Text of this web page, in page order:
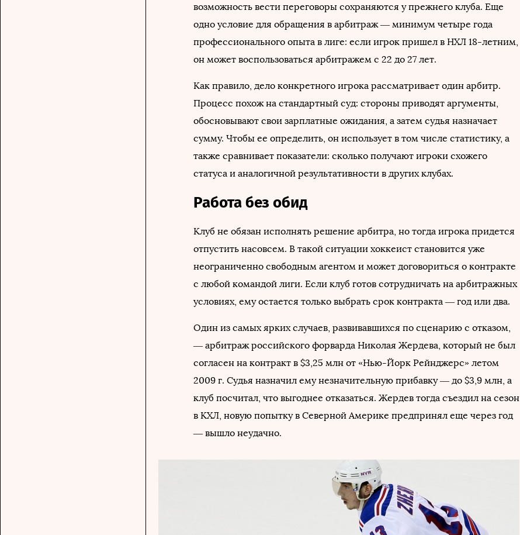
возможность вести переговоры сохраняются у прежнего клуба. Еще
одно условие для обращения в арбитраж — минимум четыре года
профессионального опыта в лиге: если игрок пришел в НХЛ 18-летним,
он может воспользоваться арбитражем с 22 до 27 лет.
Как правило, дело конкретного игрока рассматривает один арбитр.
Процесс похож на стандартный суд: стороны приводят аргументы,
обосновывают свои зарплатные ожидания, а затем судья назначает
сумму. Чтобы ее определить, он использует в том числе статистику, а
также сравнивает показатели: сколько получают игроки схожего
статуса и аналогичной результативности в других клубах.
Работа без обид
Клуб не обязан исполнять решение арбитра, но тогда игрока придется
отпустить насовсем. В такой ситуации хоккеист становится уже
неограниченно свободным агентом и может договориться о контракте
с любой командой лиги. Если клуб готов сотрудничать на арбитражных
условиях, ему остается только выбрать срок контракта — год или два.
Один из самых ярких случаев, развивавшихся по сценарию с отказом,
— арбитраж российского форварда Николая Жердева, который не был
согласен на контракт в $3,25 млн от «Нью-Йорк Рейнджерс» летом
2009 г. Судья назначил ему незначительную прибавку — до $3,9 млн, а
клуб посчитал, что выгоднее отказаться. Жердев тогда съездил на сезон
в КХЛ, новую попытку в Северной Америке предпринял еще через год
— вышло неудачно.